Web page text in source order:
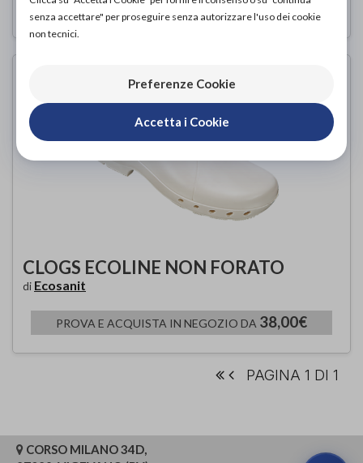
PROVA E ACQUISTA IN NEGOZIO DA38,00€
CLOGS ECOLINE NON FORATO
di Ecosanit
PROVA E ACQUISTA IN NEGOZIO DA 38,00€
PAGINA 1 DI 1
CORSO MILANO 34D,
senza accettare" per proseguire senza autorizzare l'uso dei cookie
non tecnici.
Preferenze Cookie
Accetta i Cookie